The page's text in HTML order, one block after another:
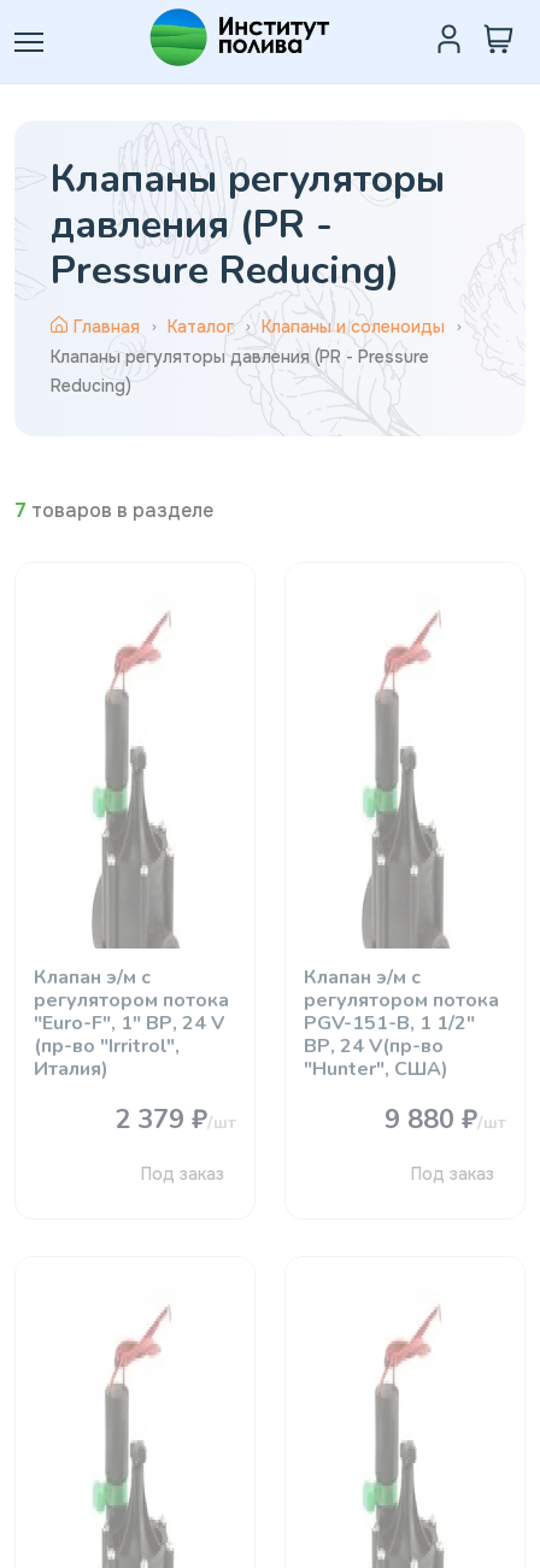
Клапаны регуляторы
давления (PR -
Pressure Reducing)
Главная Каталог
Клапаны и соленоиды
Клапаны регуляторы давления (PR - Pressure
Reducing)
7 товаров в разделе
Клапан э/м с
регулятором потока
"Euro-F", 1" ВР, 24 V
(пр-во "Irritrol",
Италия)
2 379 ₽/шт
Под заказ
Клапан э/м с
регулятором потока
PGV-151-B, 1 1/2"
ВР, 24 V(пр-во
"Hunter", США)
9 880 ₽/шт
Под заказ